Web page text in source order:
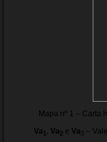
Mapa nº 1 – Carta
Va1,Va2 eVa3 –